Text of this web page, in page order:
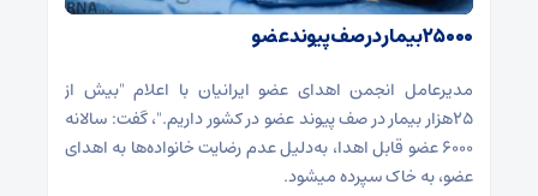
۲۵۰۰۰بیمار در صف پیوند عضو
مدیرعامل انجمن اهدای عضو ایرانیان با اعلام "بیش از
۲۵هزار بیمار در صف پیوند عضو در کشور داریم."، گفت: سالانه
۶۰۰۰ عضو قابل اهدا، به‌دلیل عدم رضایت خانواده‌ها به اهدای
عضو، به خاک سپرده می‎شود.